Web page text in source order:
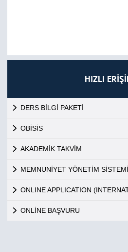
HIZLI
DERS BİLGİ PAKETİ
OBİSİS
AKADEMİK TAKVİM
MEMNUNİYET YÖNETİM
ONLINE APPLICATION
ONLİNE BAŞVURU